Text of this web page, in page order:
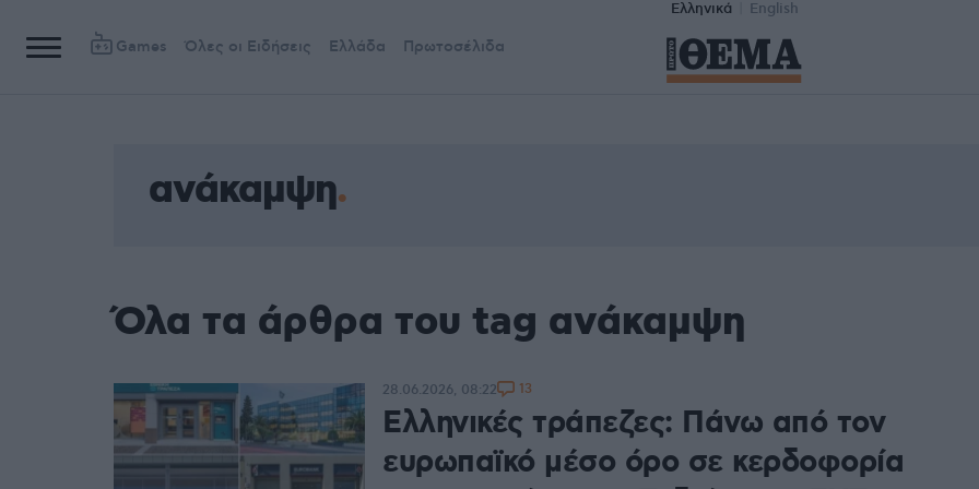
Ελληνικά English
Games Όλες οι Ειδήσεις Ελλάδα Πρωτοσέλιδα
ανάκαμψη
Όλα τα άρθρα του tag ανάκαμψη
Ελληνικές τράπεζες: Πάνω από τον
ευρωπαϊκό μέσο όρο σε κερδοφορία
28.06.2026, 08:22 13